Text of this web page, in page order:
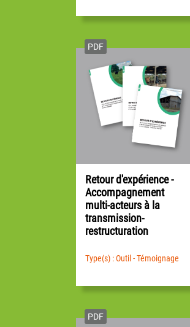
PDF
Retour d'expérience -
Accompagnement
multi-acteurs à la
transmission-
restructuration
Type(s) : Outil - Témoignage
PDF